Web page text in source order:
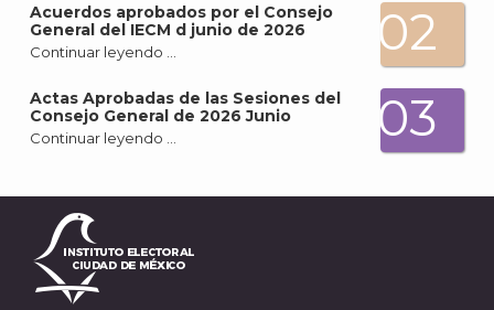
Acuerdos aprobados por el Consejo
General del IECM d junio de 2026
Continuar leyendo … 02
Actas Aprobadas de las Sesiones del
Consejo General de 2026 Junio
Continuar leyendo … 03